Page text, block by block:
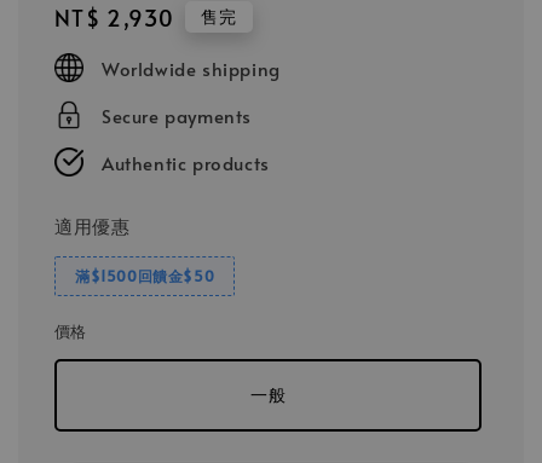
Regular
price
NT$ 2,930 售完
Worldwide shipping
Secure payments
Authentic products
適用優惠
滿$1500回饋金$50
價格
一般